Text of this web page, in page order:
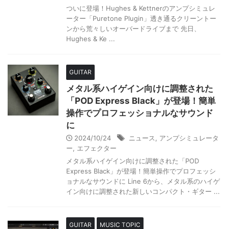
ついに登場！Hughes & Kettnerのアンプシミュレ
ーター「Puretone Plugin」透き通るクリーントー
ンから荒々しいオーバードライブまで 先日、
Hughes & Ke ...
GUITAR
メタル系ハイゲイン向けに調整された
「POD Express Black」が登場！簡単
操作でプロフェッショナルなサウンド
に
2024/10/24 ニュース
アンプシミュレータ
ー
エフェクター
メタル系ハイゲイン向けに調整された「POD
Express Black」が登場！簡単操作でプロフェッシ
ョナルなサウンドに Line 6から、メタル系のハイゲ
イン向けに調整された新しいコンパクト・ギター ...
GUITAR MUSIC TOPIC